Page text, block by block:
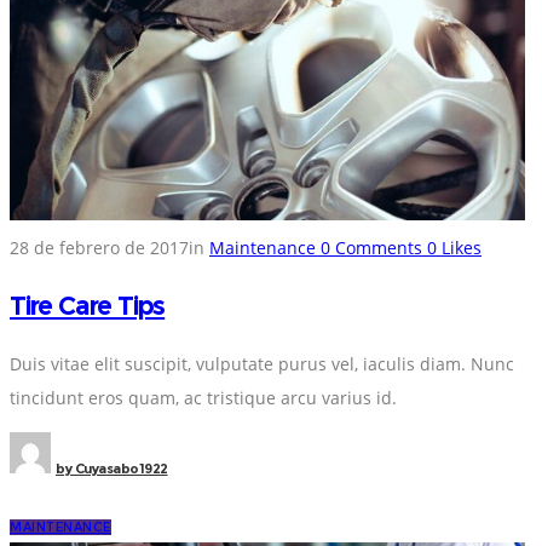
28 de febrero de 2017in Maintenance 0 Comments 0 Likes
Tire Care Tips
Duis vitae elit suscipit, vulputate purus vel, iaculis diam. Nunc
tincidunt eros quam, ac tristique arcu varius id.
byCuyasabo1922
MAINTENANCE